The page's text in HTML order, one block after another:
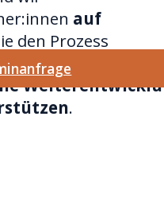
auf
den Prozess
und die
.